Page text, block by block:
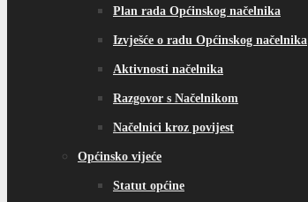
Plan rada Općinskog načelnika
Izvješće o radu Općinskog načelnika
Aktivnosti načelnika
Razgovor s Načelnikom
Načelnici kroz povijest
Općinsko vijeće
Statut općine